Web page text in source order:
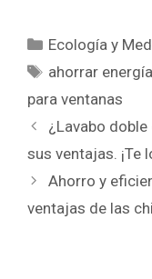
Categorías
Ecología y
Etiquetas
ahorrar energía
para ventanas
¿Lavabo
sus ventajas. ¡Te
Ahorro y
ventajas de las